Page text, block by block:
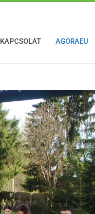
KAPCSOLAT AGORAEU